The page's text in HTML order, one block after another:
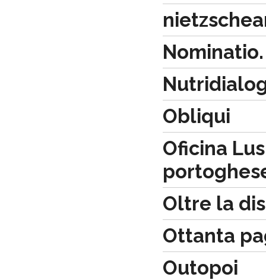
Obliqui
Oficina
Oltre la
Ottanta
Outopoi